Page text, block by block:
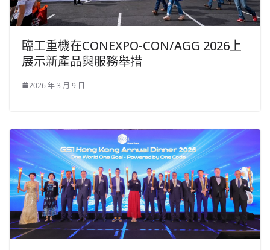
臨工重機在CONEXPO-CON/AGG 2026上
展示新產品與服務舉措
2026 年 3 月 9 日